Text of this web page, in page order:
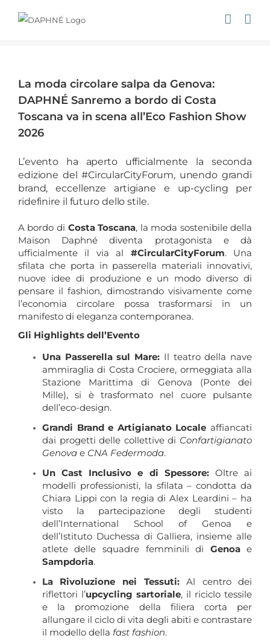
immagine
La moda circolare salpa da Genova:
DAPHNÉ Sanremo a bordo di Costa
Toscana va in scena all’Eco Fashion Show
2026
L’evento ha aperto ufficialmente la seconda
edizione del #CircularCityForum, unendo grandi
brand, eccellenze artigiane e up-cycling per
ridefinire il futuro dello stile.
A bordo di Costa Toscana, la moda sostenibile della
Maison Daphné diventa protagonista e dà
ufficialmente il via al #CircularCityForum. Una
sfilata che porta in passerella materiali innovativi,
nuove idee di produzione e un modo diverso di
pensare il fashion, dimostrando visivamente come
l’economia circolare possa trasformarsi in un
manifesto di eleganza contemporanea.
Gli Highlights dell’Evento
Una Passerella sul Mare: Il teatro della nave
ammiraglia di Costa Crociere, ormeggiata alla
Stazione Marittima di Genova (Ponte dei
Mille), si è trasformato nel cuore pulsante
dell’eco-design.
Grandi Brand e Artigianato Locale affiancati
dai progetti delle collettive di Confartigianato
Genovae CNA Federmoda.
Un Cast Inclusivo e di Spessore:Oltre ai
modelli professionisti, la sfilata – condotta da
Chiara Lippi con la regia di Alex Leardini – ha
visto la partecipazione degli studenti
dell’International School of Genoa e
dell’Istituto Duchessa di Galliera, insieme alle
atlete delle squadre femminili di Genoae
Sampdoria.
La Rivoluzione nei Tessuti:Al centro dei
riflettori l’upcycling sartoriale, il riciclo tessile
e la promozione della filiera corta per
allungare il ciclo di vita degli abiti e contrastare
il modello della fast fashion.